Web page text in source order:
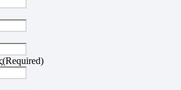
(Required)